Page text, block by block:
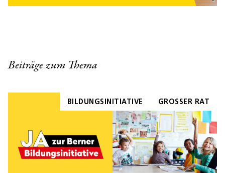
Beiträge zum Thema
BILDUNGSINITIATIVE GROSSER RAT